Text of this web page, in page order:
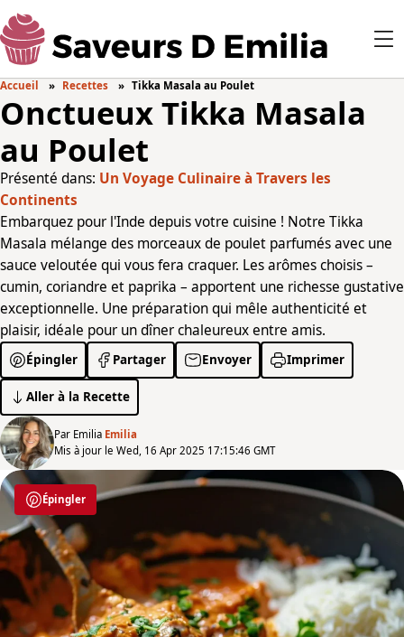
Accueil Recettes Tikka Masala au Poulet
Onctueux Tikka Masala
au Poulet
Présenté dans: Un Voyage Culinaire à Travers les
Continents
Embarquez pour l'Inde depuis votre cuisine ! Notre Tikka
Masala mélange des morceaux de poulet parfumés avec une
sauce veloutée qui vous fera craquer. Les arômes choisis –
cumin, coriandre et paprika – apportent une richesse gustative
exceptionnelle. Une préparation qui mêle authenticité et
plaisir, idéale pour un dîner chaleureux entre amis.
Épingler Partager Envoyer Imprimer
Aller à la Recette
Par Emilia Emilia
Mis à jour le Wed, 16 Apr 2025 17:15:46 GMT
Épingler